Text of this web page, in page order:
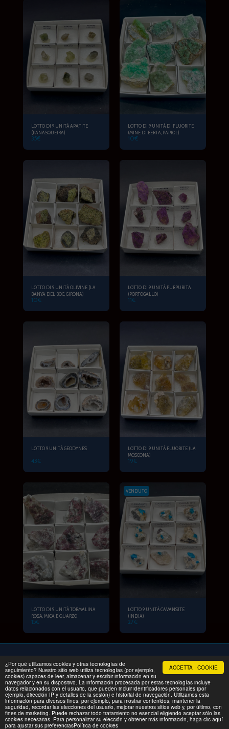
ACCETTA I COOKIE
¿Por qué utilizamos cookies y otras tecnologías de
seguimiento? Nuestro sitio web utiliza tecnologías (por ejemplo,
cookies) capaces de leer, almacenar y escribir información en su
navegador y en su dispositivo. La información procesada por estas tecnologías incluye
datos relacionados con el usuario, que pueden incluir identificadores personales (por
ejemplo, dirección IP y detalles de la sesión) e historial de navegación. Utilizamos esta
información para diversos fines: por ejemplo, para mostrar contenidos, mantener la
seguridad, recordar las elecciones del usuario, mejorar nuestros sitios web y, por último, con
fines de marketing. Puede rechazar todo tratamiento no esencial eligiendo aceptar sólo las
cookies necesarias. Para personalizar su elección y obtener más información, haga clic aquí
para ajustar sus preferenciasPolítica de cookies
LOTTO DI 9 UNITÀ APATITE
(PANASQUEIRA)
35€
LOTTO DI 9 UNITÀ DI FLUORITE
(MINE DI BERTA, PAPIOL)
10€
LOTTO DI 9 UNITÀ OLIVINE (LA
BANYA DEL BOC, GIRONA)
10€
LOTTO DI 9 UNITÀ PURPURITA
(PORTOGALLO)
11€
LOTTO 9 UNITÀ GEODYNES
43€
LOTTO DI 9 UNITÀ FLUORITE (LA
MOSCONA)
19€
LOTTO DI 9 UNITÀ TORMALINA
ROSA, MICA E QUARZO
15€
VENDUTO
LOTTO 9 UNITÀ CAVANSITE
(INDIA)
27€
INIZIO PRODOTTI ESCURSIONE IN FAMIGLIA Altro
Copyright © 2026 Tutti i diritti riservati -MINERALPRIX
Condizioni|Privacy